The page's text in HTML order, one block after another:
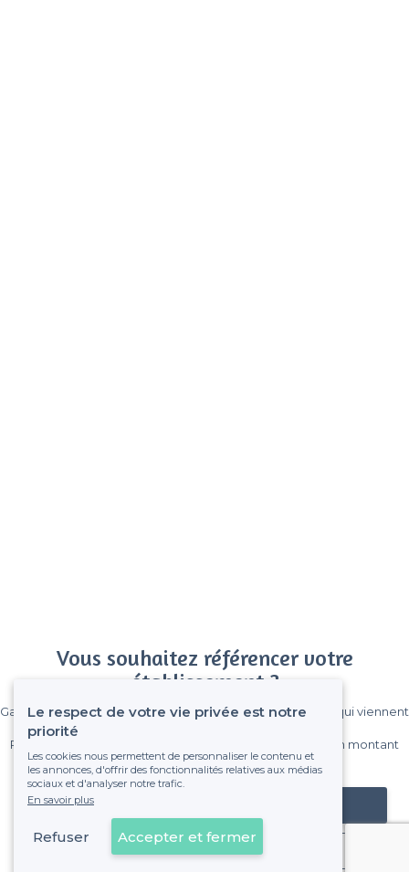
Vous souhaitez référencer votre
établissement ?
Gagnez de nombreux clients parmi le million de visiteurs qui viennent
Pas de commissions et sans engagement, vous payez un montant
fixe sans risque de voir déraper la facture.
Référencer mon établissement
Déjà client
Le respect de votre vie privée est notre
priorité
Les cookies nous permettent de personnaliser le contenu et
les annonces, d'offrir des fonctionnalités relatives aux médias
sociaux et d'analyser notre trafic.
En savoir plus
Refuser Accepter et fermer